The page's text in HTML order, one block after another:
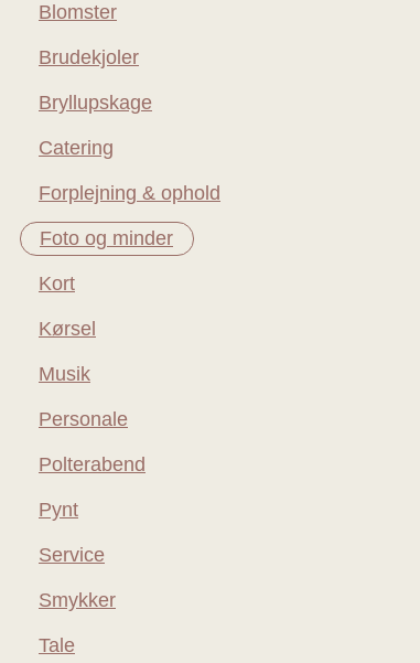
Blomster
Brudekjoler
Bryllupskage
Catering
Forplejning & ophold
Foto og minder
Kort
Kørsel
Musik
Personale
Polterabend
Pynt
Service
Smykker
Tale